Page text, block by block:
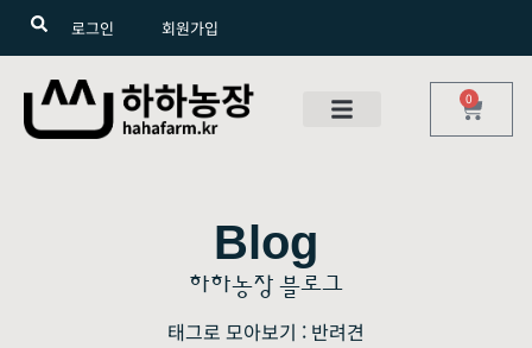
로그인 회원가입
0
Blog
하하농장 블로그
태그로 모아보기 : 반려견